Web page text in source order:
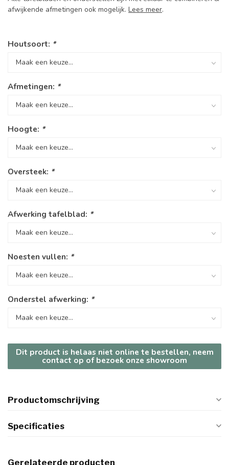
afwijkende afmetingen ook mogelijk. Lees meer.
Houtsoort: *
Afmetingen: *
Hoogte: *
Oversteek: *
Afwerking tafelblad: *
Noesten vullen: *
Onderstel afwerking: *
Dit product is helaas niet online te bestellen, neem
contact op of bezoek onze showroom
Productomschrijving
Specificaties
Gerelateerde producten